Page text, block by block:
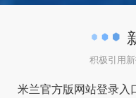
积极引用
米兰官方版网站登录入